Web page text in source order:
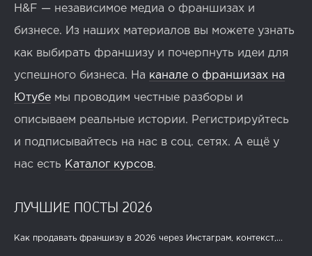
H&F — независимое медиа о франшизах и
бизнесе. Из наших материалов вы можете узнать
как выбирать франшизу и почерпнуть идеи для
успешного бизнеса. На канале о франшизах на
Ютубе мы проводим честные разборы и
описываем реальные истории. Регистрируйтесь
и подписывайтесь на нас в соц. сетях. А ещё у
нас есть Каталог курсов.
ЛУЧШИЕ ПОСТЫ 2026
Как продавать франшизу в 2026 через Инстаграм, контекст,...